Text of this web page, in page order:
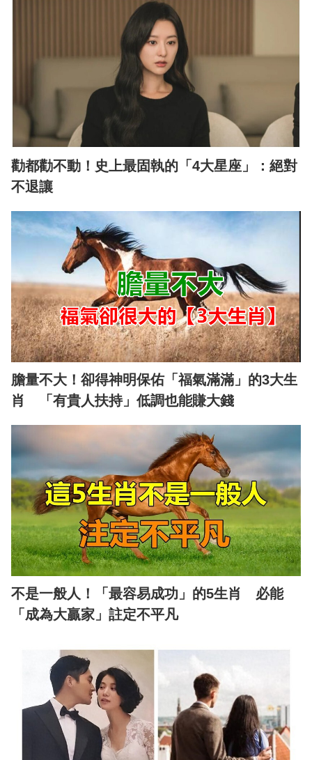
勸都勸不動！史上最固執的「4大星座」：絕對
不退讓
膽量不大！卻得神明保佑「福氣滿滿」的3大生
肖 「有貴人扶持」低調也能賺大錢
不是一般人！「最容易成功」的5生肖 必能
「成為大贏家」註定不平凡